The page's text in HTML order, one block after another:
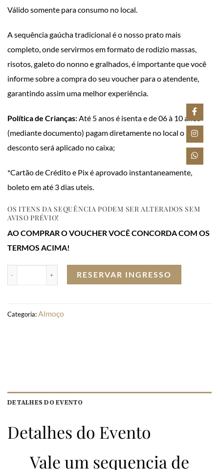
Válido somente para consumo no local.
A sequência gaúcha tradicional é o nosso prato mais
completo, onde servirmos em formato de rodizio massas,
risotos, galeto do nonno e gralhados, é importante que você
informe sobre a compra do seu voucher para o atendente,
garantindo assim uma melhor experiência.
Política de Crianças:Até 5 anos é isenta e de 06 à 10 anos
(mediante documento) pagam diretamente no local o
desconto será aplicado no caixa;
*Cartão de Crédito e Pix é aprovado instantaneamente,
boleto em até 3 dias uteis.
OS ITENS DA SEQUÊNCIA PODEM SER ALTERADOS SEM
AVISO PRÉVIO!
AO COMPRAR O VOUCHER VOCÊ CONCORDA COM OS
TERMOS ACIMA!
RESERVAR INGRESSO
Categoria:Almoço
DETALHES DO EVENTO
Detalhes do Evento
Vale um sequencia de